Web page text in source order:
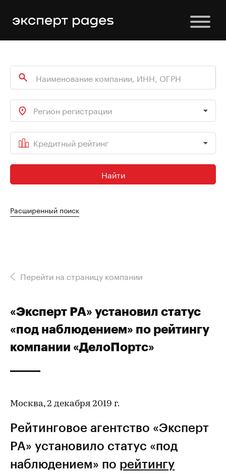
Регион регистрации
Кредитный рейтинг
Найти
Расширенный поиск
Перейти на страницу компании
«Эксперт РА» установил статус
«под наблюдением» по рейтингу
компании «ДелоПортс»
Москва, 2 декабря 2019 г.
Рейтинговое агентство «Эксперт
РА» установило статус «под
наблюдением» по рейтингу